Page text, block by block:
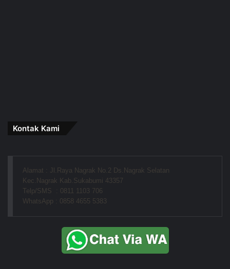
Kontak Kami
Alamat : Jl.Raya Nagrak No.2 Ds.Nagrak Selatan
Kec.Nagrak Kab.Sukabumi 43357
Telp/SMS  : 0811 1103 706
WhatsApp : 0858 4655 5383